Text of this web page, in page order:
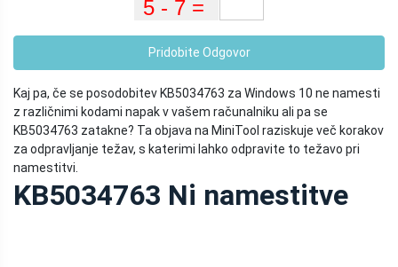
Pridobite Odgovor
Kaj pa, če se posodobitev KB5034763 za Windows 10 ne namesti
z različnimi kodami napak v vašem računalniku ali pa se
KB5034763 zatakne? Ta objava na MiniTool raziskuje več korakov
za odpravljanje težav, s katerimi lahko odpravite to težavo pri
namestitvi.
KB5034763 Ni namestitve